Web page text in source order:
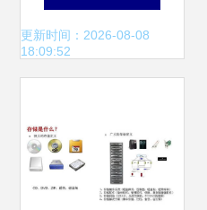
以英伟达为鉴拓宽
更新时间：2026-08-08
18:09:52